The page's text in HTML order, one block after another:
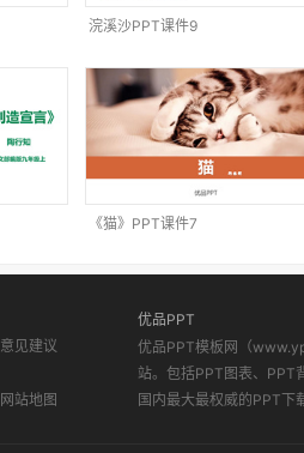
浣溪沙PPT课件9
《猫》PPT课件7
意见建议
网站地图
优品PPT
优品PPT模板网（
站。包括PPT图表、PPT
国内最大最权威的PPT下